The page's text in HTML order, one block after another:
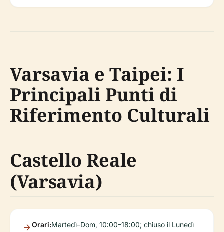
Varsavia e Taipei: I
Principali Punti di
Riferimento Culturali
Castello Reale
(Varsavia)
Orari:Martedì–Dom, 10:00–18:00; chiuso il Lunedì